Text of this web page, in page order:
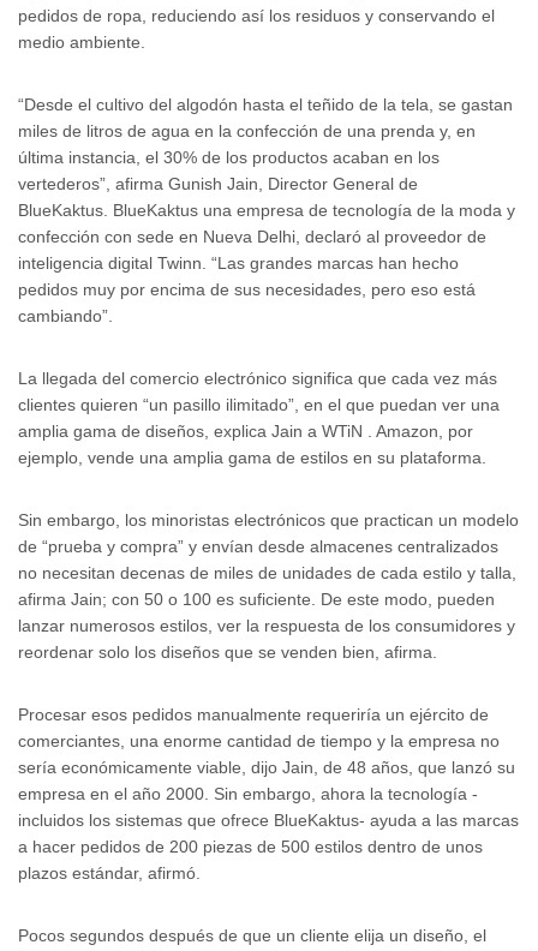
pedidos de ropa, reduciendo así los residuos y conservando el
medio ambiente.
“Desde el cultivo del algodón hasta el teñido de la tela, se gastan
miles de litros de agua en la confección de una prenda y, en
última instancia, el 30% de los productos acaban en los
vertederos”, afirma Gunish Jain, Director General de
BlueKaktus. BlueKaktus una empresa de tecnología de la moda y
confección con sede en Nueva Delhi, declaró al proveedor de
inteligencia digital Twinn. “Las grandes marcas han hecho
pedidos muy por encima de sus necesidades, pero eso está
cambiando”.
La llegada del comercio electrónico significa que cada vez más
clientes quieren “un pasillo ilimitado”, en el que puedan ver una
amplia gama de diseños, explica Jain a WTiN . Amazon, por
ejemplo, vende una amplia gama de estilos en su plataforma.
Sin embargo, los minoristas electrónicos que practican un modelo
de “prueba y compra” y envían desde almacenes centralizados
no necesitan decenas de miles de unidades de cada estilo y talla,
afirma Jain; con 50 o 100 es suficiente. De este modo, pueden
lanzar numerosos estilos, ver la respuesta de los consumidores y
reordenar solo los diseños que se venden bien, afirma.
Procesar esos pedidos manualmente requeriría un ejército de
comerciantes, una enorme cantidad de tiempo y la empresa no
sería económicamente viable, dijo Jain, de 48 años, que lanzó su
empresa en el año 2000. Sin embargo, ahora la tecnología -
incluidos los sistemas que ofrece BlueKaktus- ayuda a las marcas
a hacer pedidos de 200 piezas de 500 estilos dentro de unos
plazos estándar, afirmó.
Pocos segundos después de que un cliente elija un diseño, el